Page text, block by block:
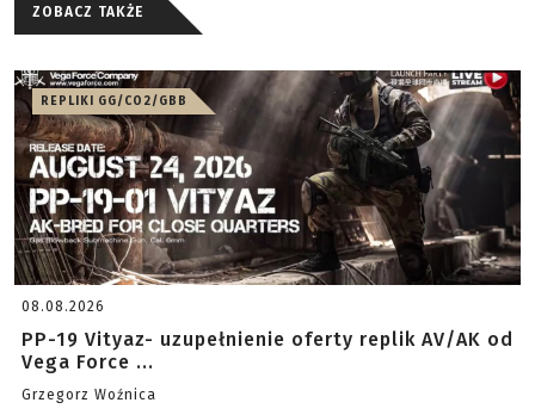
ZOBACZ TAKŻE
REPLIKI GG/CO2/GBB
08.08.2026
PP-19 Vityaz- uzupełnienie oferty replik AV/AK od
Vega Force ...
Grzegorz Woźnica